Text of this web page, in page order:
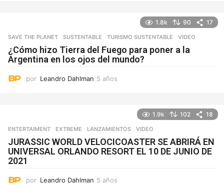
1.8k 90 17
SAVE THE PLANET ,SUSTENTABLE ,TURISMO SUSTENTABLE VIDEO
¿Cómo hizo Tierra del Fuego para poner a la
Argentina en los ojos del mundo?
por Leandro Dahlman 5 años
1.9k 102 18
ENTERTAIMENT ,EXTREME ,LANZAMIENTOS VIDEO
JURASSIC WORLD VELOCICOASTER SE ABRIRÁ EN
UNIVERSAL ORLANDO RESORT EL 10 DE JUNIO DE
2021
por Leandro Dahlman 5 años